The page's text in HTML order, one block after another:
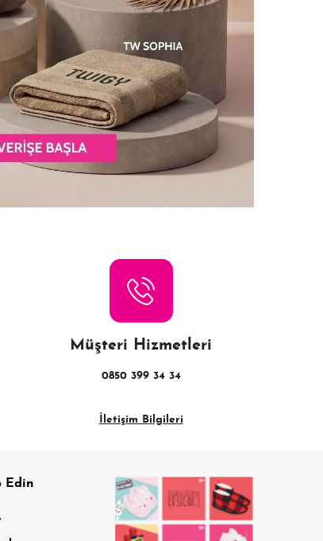
Müşteri Hizmetleri
0850 399 34 34
İletişim Bilgileri
Edin